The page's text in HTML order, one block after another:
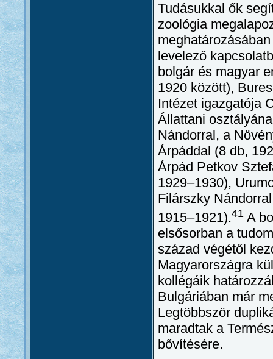
Tudásukkal ők
zoológia
levelező
bolgár és magyar
1920 között),
Intézet igazgatója
Állattani
Nándorral, a
Árpáddal (8 db,
Árpád Petkov
1929–1930),
Filárszky
1915–1921).41 A
elsősorban a
század végétől
Magyarországra
kollégáik
Bulgáriában már
Legtöbbször
maradtak a
bővítésére.